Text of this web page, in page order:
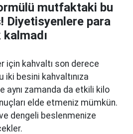
mutfaktaki bu
Diyetisyenlere para
için kahvaltı son derece
iki besini kahvaltınıza
aynı zamanda da etkili kilo
elde etmeniz mümkün.
dengeli beslenmenize